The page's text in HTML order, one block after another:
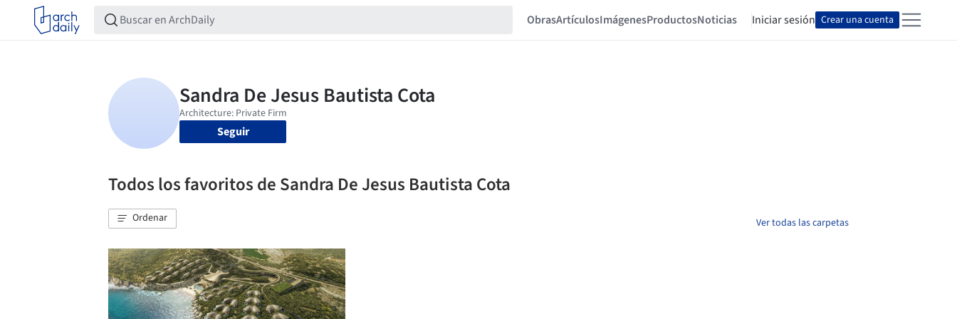
ObrasArtículosImágenesProductosNoticias Iniciar sesión Crear una cuenta
Seguir
Todos los favoritos de Sandra De Jesus Bautista Cota
Ordenar Ver todas las carpetas